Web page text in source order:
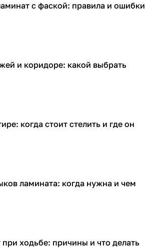
с фаской: правила и ошибки
и коридоре: какой выбрать
когда стоит стелить и где он
ламината: когда нужна и чем
ходьбе: причины и что делать